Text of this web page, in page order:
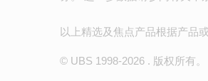
以上精选及焦点产品根据产品
© UBS 1998-2026 . 版权所有。